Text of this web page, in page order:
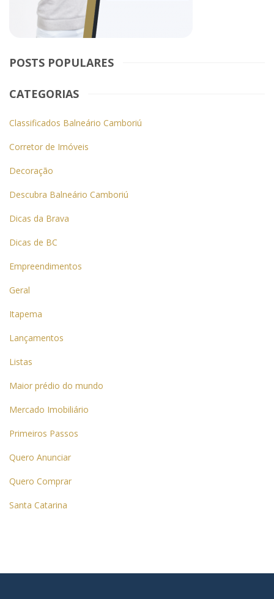
POSTS POPULARES
CATEGORIAS
Classificados Balneário Camboriú
Corretor de Imóveis
Decoração
Descubra Balneário Camboriú
Dicas da Brava
Dicas de BC
Empreendimentos
Geral
Itapema
Lançamentos
Listas
Maior prédio do mundo
Mercado Imobiliário
Primeiros Passos
Quero Anunciar
Quero Comprar
Santa Catarina